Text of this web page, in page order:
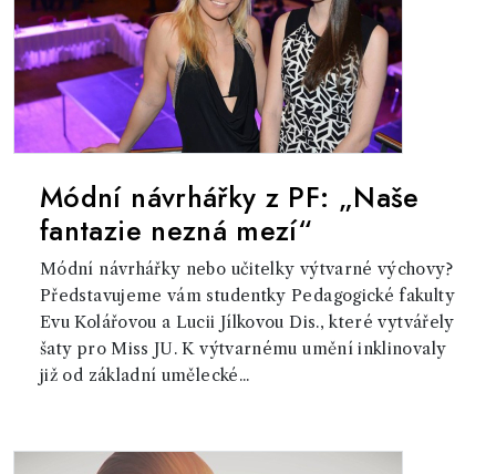
Módní návrhářky z PF: „Naše
fantazie nezná mezí“
Módní návrhářky nebo učitelky výtvarné výchovy?
Představujeme vám studentky Pedagogické fakulty
Evu Kolářovou a Lucii Jílkovou Dis., které vytvářely
šaty pro Miss JU. K výtvarnému umění inklinovaly
již od základní umělecké...